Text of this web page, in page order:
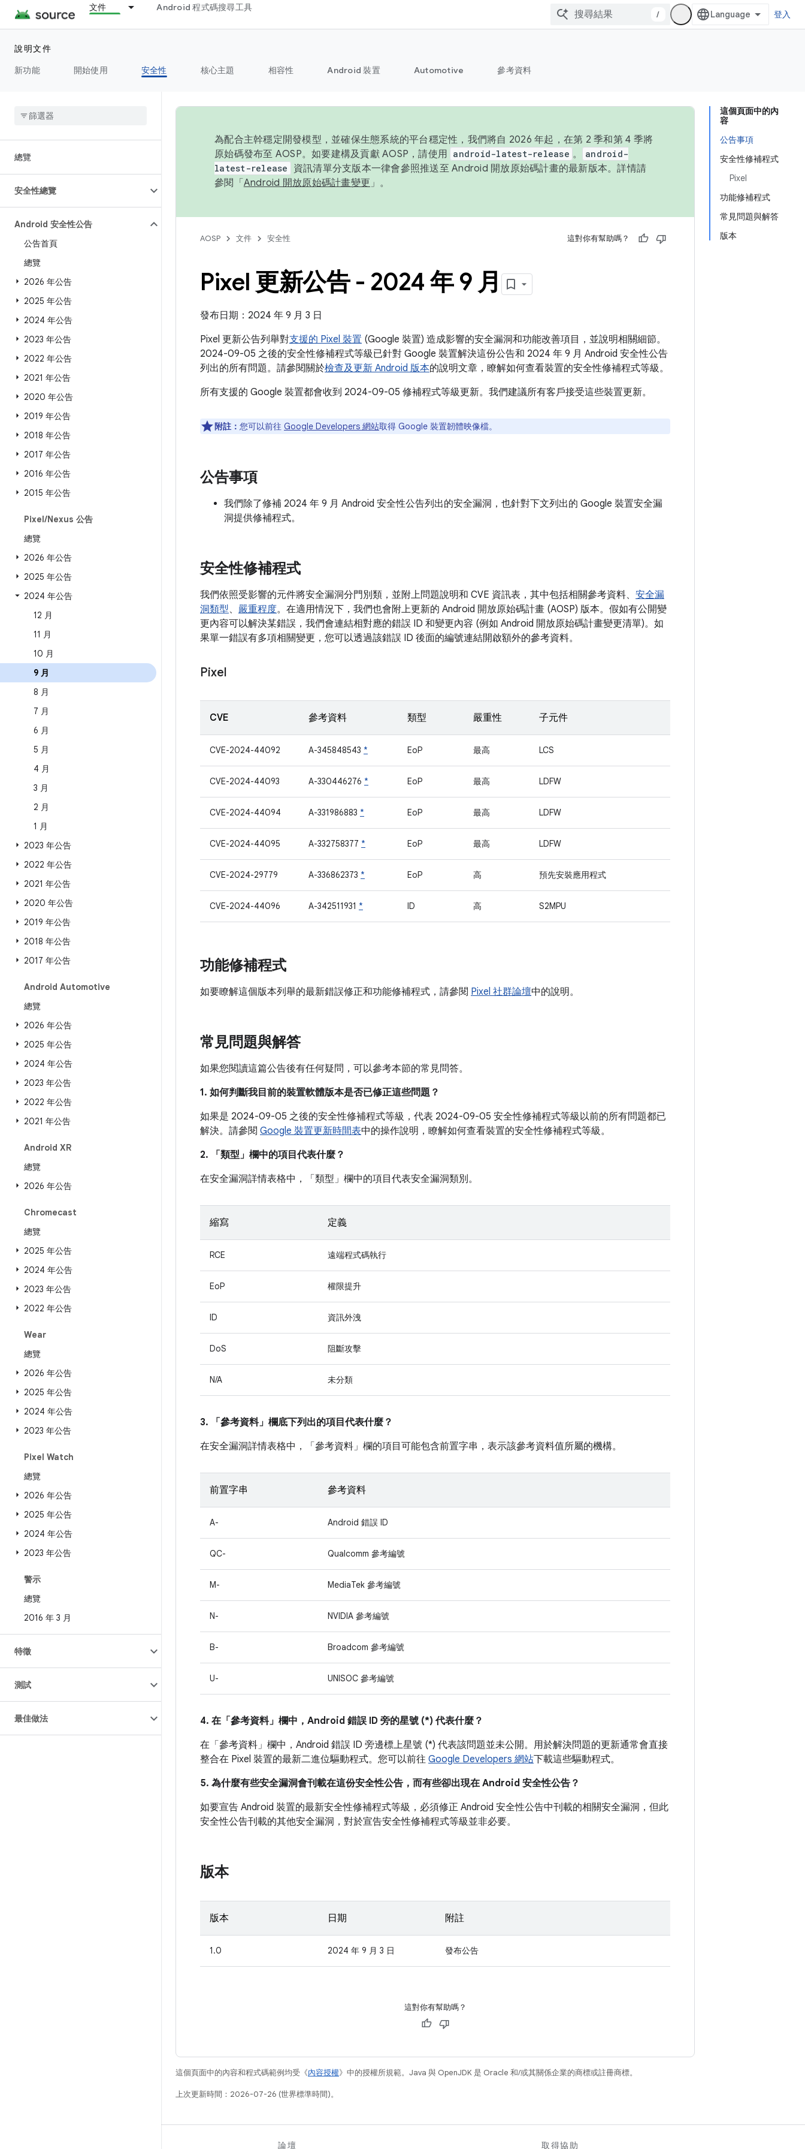
文件 Android 程式碼搜尋工具
/ 登入
說明文件
新功能
開始使用 安全性 核心主題 相容性 Android 裝置 Automotive 參考資料
總覽
安全性總覽
Android 安全性公告
公告首頁
總覽
2026 年公告
2025 年公告
2024 年公告
2023 年公告
2022 年公告
2021 年公告
2020 年公告
2019 年公告
2018 年公告
2017 年公告
2016 年公告
2015 年公告
Pixel/Nexus 公告
總覽
2026 年公告
2025 年公告
2024 年公告
12 月
11 月
10 月
9 月
8 月
7 月
6 月
5 月
4 月
3 月
2 月
1 月
2023 年公告
2022 年公告
2021 年公告
2020 年公告
2019 年公告
2018 年公告
2017 年公告
Android Automotive
總覽
2026 年公告
2025 年公告
2024 年公告
2023 年公告
2022 年公告
2021 年公告
Android XR
總覽
2026 年公告
Chromecast
總覽
2025 年公告
2024 年公告
2023 年公告
2022 年公告
Wear
總覽
2026 年公告
2025 年公告
2024 年公告
2023 年公告
Pixel Watch
總覽
2026 年公告
2025 年公告
2024 年公告
2023 年公告
警示
總覽
2016 年 3 月
特徵
測試
最佳做法
這個頁面中的內
容
公告事項
安全性修補程式
Pixel
功能修補程式
常見問題與解答
版本
為配合主幹穩定開發模型，並確保生態系統的平台穩定性，我們將自 2026 年起，在第 2 季和第 4 季將
原始碼發布至 AOSP。如要建構及貢獻 AOSP，請使用 android-latest-release 。
android-
latest-release
資訊清單分支版本一律會參照推送至 Android 開放原始碼計畫的最新版本。詳情請
參閱「 Android 開放原始碼計畫變更 」。
AOSP 文件 安全性 這對你有幫助嗎？
Pixel 更新公告 - 2024 年 9 月
發布日期：2024 年 9 月 3 日
Pixel 更新公告列舉對支援的 Pixel 裝置 (Google 裝置) 造成影響的安全漏洞和功能改善項目，並說明相關細節。
2024-09-05 之後的安全性修補程式等級已針對 Google 裝置解決這份公告和 2024 年 9 月 Android 安全性公告
列出的所有問題。請參閱關於檢查及更新 Android 版本的說明文章，瞭解如何查看裝置的安全性修補程式等級。
所有支援的 Google 裝置都會收到 2024-09-05 修補程式等級更新。我們建議所有客戶接受這些裝置更新。
附註： 您可以前往 Google Developers 網站取得 Google 裝置韌體映像檔。
公告事項
我們除了修補 2024 年 9 月 Android 安全性公告列出的安全漏洞，也針對下文列出的 Google 裝置安全漏
洞提供修補程式。
安全性修補程式
我們依照受影響的元件將安全漏洞分門別類，並附上問題說明和 CVE 資訊表，其中包括相關參考資料、 安全漏
洞類型、 嚴重程度。在適用情況下，我們也會附上更新的 Android 開放原始碼計畫 (AOSP) 版本。假如有公開變
更內容可以解決某錯誤，我們會連結相對應的錯誤 ID 和變更內容 (例如 Android 開放原始碼計畫變更清單)。如
果單一錯誤有多項相關變更，您可以透過該錯誤 ID 後面的編號連結開啟額外的參考資料。
Pixel
CVE 參考資料 類型 嚴重性 子元件
CVE-2024-44092 A-345848543 * EoP 最高 LCS
CVE-2024-44093 A-330446276 * EoP 最高 LDFW
CVE-2024-44094 A-331986883 * EoP 最高 LDFW
CVE-2024-44095 A-332758377 * EoP 最高 LDFW
CVE-2024-29779 A-336862373 * EoP 高 預先安裝應用程式
CVE-2024-44096 A-342511931 * ID 高 S2MPU
功能修補程式
如要瞭解這個版本列舉的最新錯誤修正和功能修補程式，請參閱 Pixel 社群論壇中的說明。
常見問題與解答
如果您閱讀這篇公告後有任何疑問，可以參考本節的常見問答。
1. 如何判斷我目前的裝置軟體版本是否已修正這些問題？
如果是 2024-09-05 之後的安全性修補程式等級，代表 2024-09-05 安全性修補程式等級以前的所有問題都已
解決。請參閱 Google 裝置更新時間表中的操作說明，瞭解如何查看裝置的安全性修補程式等級。
2. 「類型」 欄中的項目代表什麼？
在安全漏洞詳情表格中，「類型」 欄中的項目代表安全漏洞類別。
縮寫 定義
RCE 遠端程式碼執行
EoP 權限提升
ID 資訊外洩
DoS 阻斷攻擊
N/A 未分類
3. 「參考資料」 欄底下列出的項目代表什麼？
在安全漏洞詳情表格中，「參考資料」 欄的項目可能包含前置字串，表示該參考資料值所屬的機構。
前置字串 參考資料
A- Android 錯誤 ID
QC- Qualcomm 參考編號
M- MediaTek 參考編號
N- NVIDIA 參考編號
B- Broadcom 參考編號
U- UNISOC 參考編號
4. 在「參考資料」 欄中，Android 錯誤 ID 旁的星號 (*) 代表什麼？
在「參考資料」 欄中，Android 錯誤 ID 旁邊標上星號 (*) 代表該問題並未公開。用於解決問題的更新通常會直接
整合在 Pixel 裝置的最新二進位驅動程式。您可以前往 Google Developers 網站下載這些驅動程式。
5. 為什麼有些安全漏洞會刊載在這份安全性公告，而有些卻出現在 Android 安全性公告？
如要宣告 Android 裝置的最新安全性修補程式等級，必須修正 Android 安全性公告中刊載的相關安全漏洞，但此
安全性公告刊載的其他安全漏洞，對於宣告安全性修補程式等級並非必要。
版本
版本 日期 附註
1.0 2024 年 9 月 3 日 發布公告
這對你有幫助嗎？
這個頁面中的內容和程式碼範例均受《內容授權》中的授權所規範。Java 與 OpenJDK 是 Oracle 和/或其關係企業的商標或註冊商標。
上次更新時間：2026-07-26 (世界標準時間)。
論壇 取得協助